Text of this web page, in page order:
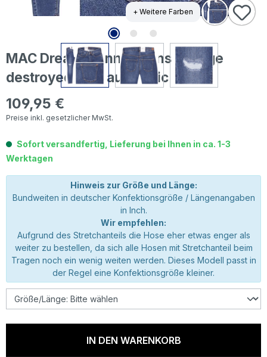
+ Weitere Farben
MAC Dream Skinny Jeans vintage
destroyed blue authentic
Regulärer Preis:
109,95 €
Preise inkl. gesetzlicher MwSt.
Sofort versandfertig, Lieferung bei Ihnen in ca. 1-3
Werktagen
Hinweis zur Größe und Länge:
Bundweiten in deutscher Konfektionsgröße / Längenangaben
in Inch.
Wir empfehlen:
Aufgrund des Stretchanteils die Hose eher etwas enger als
weiter zu bestellen, da sich alle Hosen mit Stretchanteil beim
Tragen noch ein wenig weiten werden. Dieses Modell passt in
der Regel eine Konfektionsgröße kleiner.
IN DEN WARENKORB